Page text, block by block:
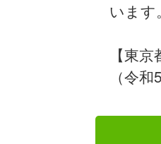
います。
【東
（令